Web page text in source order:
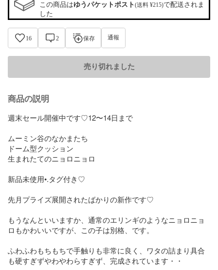
この商品はゆうパケットポスト(送料 ¥215)で配送されま
した
16 2 保存 通報
売り切れました
商品の説明
週末セール開催中です♡12〜14日まで
ムーミン谷のなかまたち
ドーム型クッション
生まれたてのニョロニョロ
新品未使用•.タグ付き♡
先月プライズ展開されたばかりの新作です♡
もうなんといいますか、通常のエリンギのようなニョロニョ
ロもかわいいですが、この子は別格、です。
ふわふわもちもちで手触りも非常に良く、ワタの詰まり具合
も硬すぎずやわやわらすぎず、完成されています・・